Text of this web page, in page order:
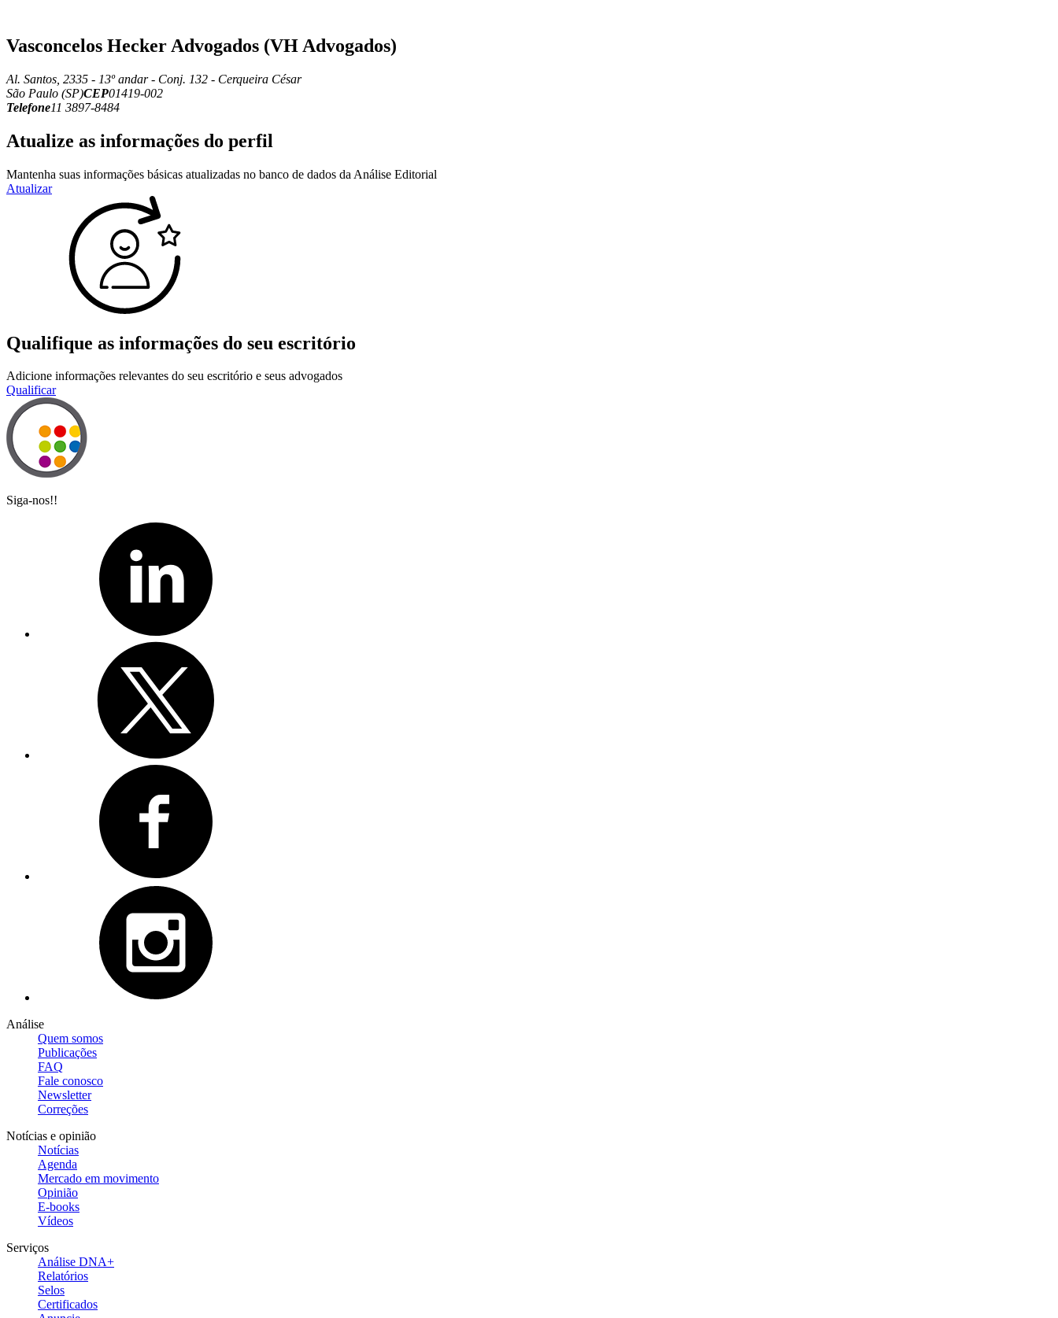
Vasconcelos Hecker Advogados (VH Advogados)
Al. Santos, 2335 - 13º andar - Conj. 132 - Cerqueira César
São Paulo (SP)CEP01419-002
Telefone11 3897-8484
Atualize as informações do perfil
Mantenha suas informações básicas atualizadas no banco de dados da Análise Editorial
Atualizar
Qualifique as informações do seu escritório
Adicione informações relevantes do seu escritório e seus advogados
Qualificar
Siga-nos!!
Análise
Quem somos
Publicações
FAQ
Fale conosco
Newsletter
Correções
Notícias e opinião
Notícias
Agenda
Mercado em movimento
Opinião
E-books
Vídeos
Serviços
Análise DNA+
Relatórios
Selos
Certificados